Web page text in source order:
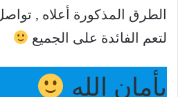
الطرق المذكورة أعلاه ,
لتعم الفائدة على الجميع
بأمان الله